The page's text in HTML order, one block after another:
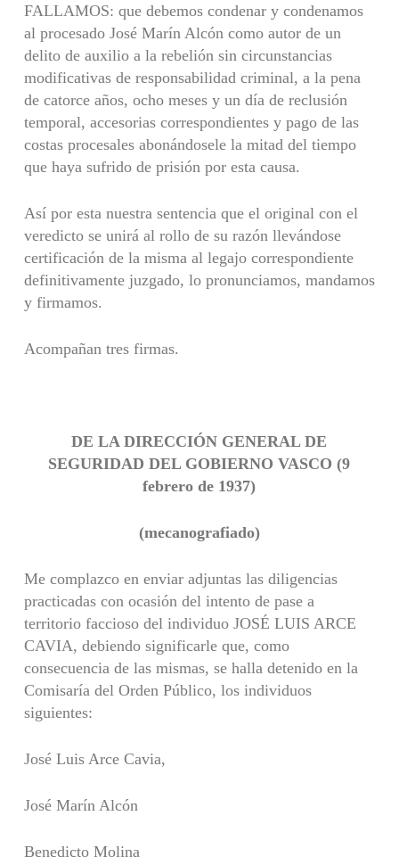
FALLAMOS: que debemos condenar y condenamos
al procesado José Marín Alcón como autor de un
delito de auxilio a la rebelión sin circunstancias
modificativas de responsabilidad criminal, a la pena
de catorce años, ocho meses y un día de reclusión
temporal, accesorias correspondientes y pago de las
costas procesales abonándosele la mitad del tiempo
que haya sufrido de prisión por esta causa.
Así por esta nuestra sentencia que el original con el
veredicto se unirá al rollo de su razón llevándose
certificación de la misma al legajo correspondiente
definitivamente juzgado, lo pronunciamos, mandamos
y firmamos.
Acompañan tres firmas.
DE LA DIRECCIÓN GENERAL DE
SEGURIDAD DEL GOBIERNO VASCO (9
febrero de 1937)
(mecanografiado)
Me complazco en enviar adjuntas las diligencias
practicadas con ocasión del intento de pase a
territorio faccioso del individuo JOSÉ LUIS ARCE
CAVIA, debiendo significarle que, como
consecuencia de las mismas, se halla detenido en la
Comisaría del Orden Público, los individuos
siguientes:
José Luis Arce Cavia,
José Marín Alcón
Benedicto Molina